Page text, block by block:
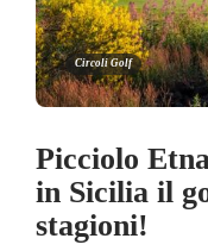
Circoli Golf
Picciolo
in Sicilia il
stagioni!